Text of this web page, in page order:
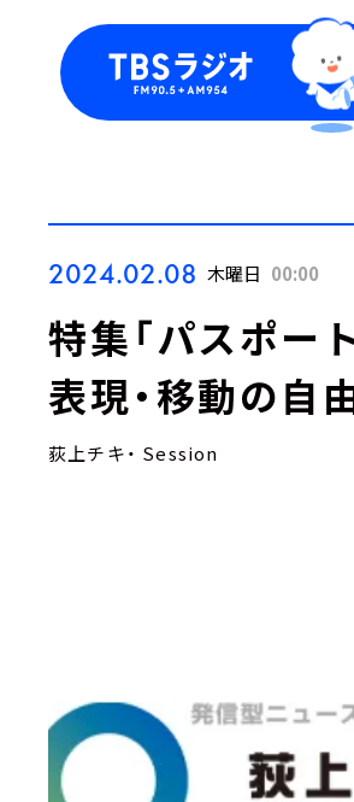
2024.02.08 木曜日 00:00
特集「パスポー
表現・移動の自由
荻上チキ・ Session